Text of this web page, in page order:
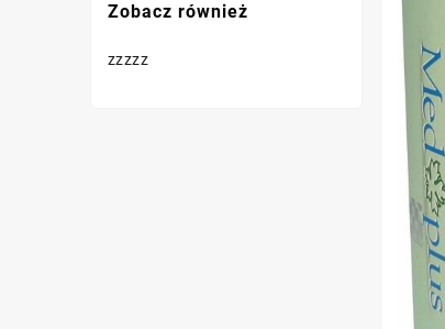
Zobacz również
zzzzz